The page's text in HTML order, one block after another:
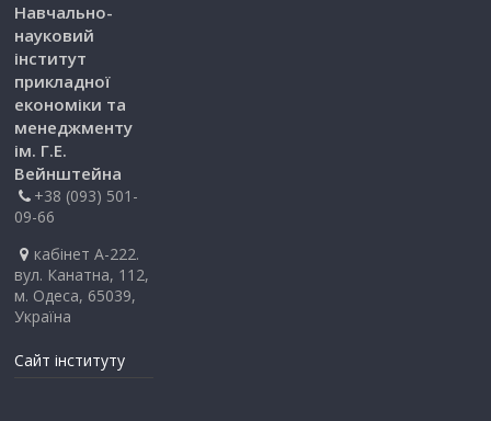
Навчально-
науковий
інститут
прикладної
економіки та
менеджменту
ім. Г.Е.
Вейнштейна
+38 (093) 501-
09-66
кабінет А-222.
вул. Канатна, 112,
м. Одеса, 65039,
Україна
Сайт інституту